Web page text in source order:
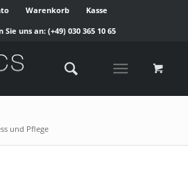
Warenkorb
Kasse
Sie uns an: (+49) 030 365 10 65
und Pflege